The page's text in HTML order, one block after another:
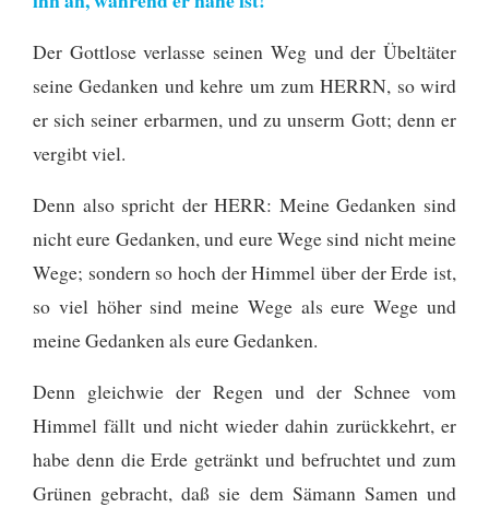
Der Gottlose verlasse seinen Weg und der Übeltäter
seine Gedanken und kehre um zum HERRN, so wird
er sich seiner erbarmen, und zu unserm Gott; denn er
vergibt viel.
Denn also spricht der HERR: Meine Gedanken sind
nicht eure Gedanken, und eure Wege sind nicht meine
Wege; sondern so hoch der Himmel über der Erde ist,
so viel höher sind meine Wege als eure Wege und
meine Gedanken als eure Gedanken.
Denn gleichwie der Regen und der Schnee vom
Himmel fällt und nicht wieder dahin zurückkehrt, er
habe denn die Erde getränkt und befruchtet und zum
Grünen gebracht, daß sie dem Sämann Samen und